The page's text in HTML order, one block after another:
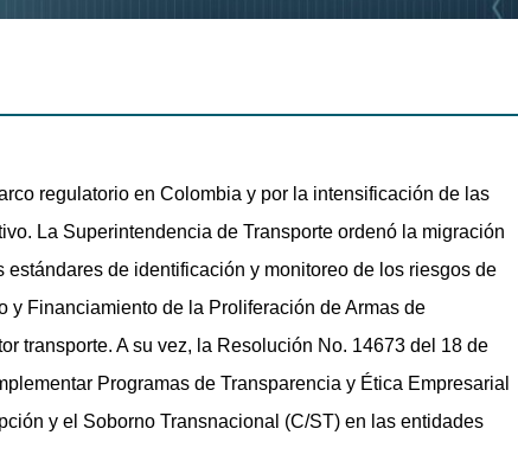
regulatorio en Colombia y por la intensificación de las
La Superintendencia de Transporte ordenó la migración
de identificación y monitoreo de los riesgos de
y Financiamiento de la Proliferación de Armas de
transporte. A su vez, la Resolución No. 14673 del 18 de
Programas de Transparencia y Ética Empresarial
y el Soborno Transnacional (C/ST) en las entidades